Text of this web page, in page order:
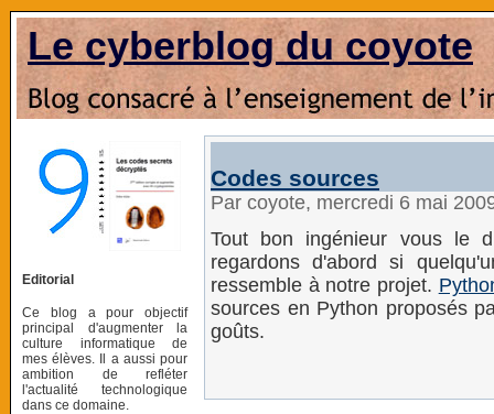
Le cyberblog du coyote
Editorial
Ce blog a pour objectif
principal d'augmenter la
culture informatique de
mes élèves. Il a aussi pour
ambition de refléter
l'actualité technologique
dans ce domaine.
Codes sources
Par coyote, mercredi 6 mai
Tout bon ingénieur vous le
regardons d'abord si
ressemble à notre projet.
sources en Python proposés
goûts.